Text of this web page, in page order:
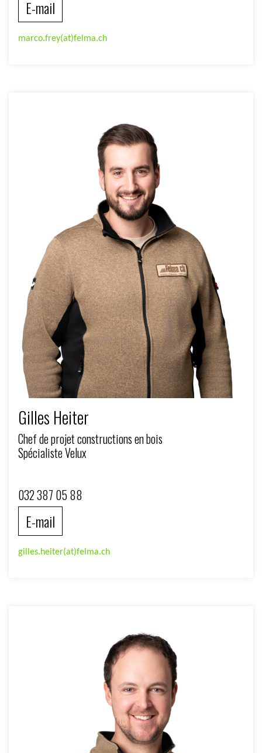
E-mail
marco.frey(at)felma.ch
Gilles Heiter
Chef de projet constructions en bois
Spécialiste Velux
032 387 05 88
E-mail
gilles.heiter(at)felma.ch